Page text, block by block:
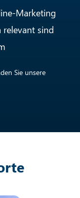
Marketing
relevant sind
Sie unsere